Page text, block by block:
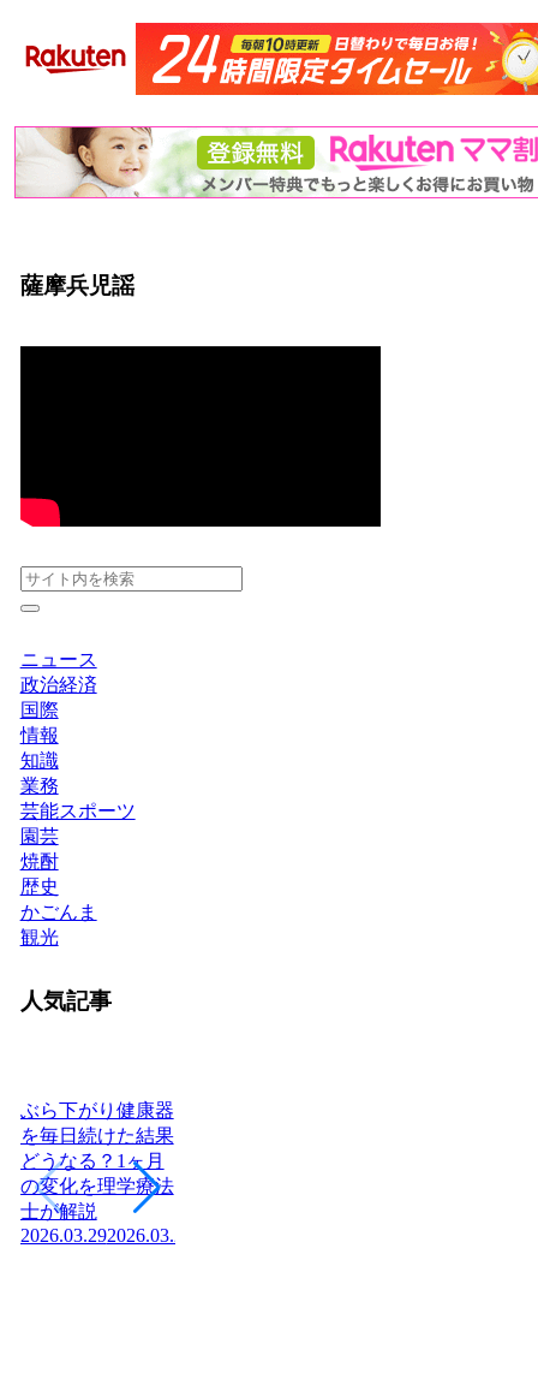
薩摩兵児謡
ニュース
政治経済
国際
情報
知識
業務
芸能スポーツ
園芸
焼酎
歴史
かごんま
観光
人気記事
ぶら下がり健康器
を毎日続けた結果
どうなる？1ヶ月
の変化を理学療法
士が解説
2026.03.292026.03.29